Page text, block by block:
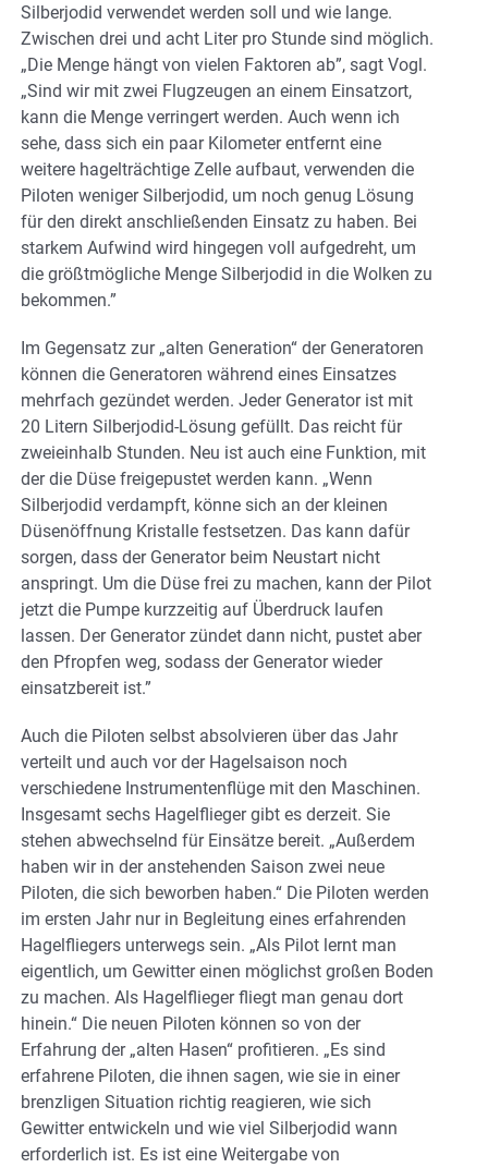
Silberjodid verwendet werden soll und wie lange.
Zwischen drei und acht Liter pro Stunde sind möglich.
„Die Menge hängt von vielen Faktoren ab”, sagt Vogl.
„Sind wir mit zwei Flugzeugen an einem Einsatzort,
kann die Menge verringert werden. Auch wenn ich
sehe, dass sich ein paar Kilometer entfernt eine
weitere hagelträchtige Zelle aufbaut, verwenden die
Piloten weniger Silberjodid, um noch genug Lösung
für den direkt anschließenden Einsatz zu haben. Bei
starkem Aufwind wird hingegen voll aufgedreht, um
die größtmögliche Menge Silberjodid in die Wolken zu
bekommen.”
Im Gegensatz zur „alten Generation“ der Generatoren
können die Generatoren während eines Einsatzes
mehrfach gezündet werden. Jeder Generator ist mit
20 Litern Silberjodid-Lösung gefüllt. Das reicht für
zweieinhalb Stunden. Neu ist auch eine Funktion, mit
der die Düse freigepustet werden kann. „Wenn
Silberjodid verdampft, könne sich an der kleinen
Düsenöffnung Kristalle festsetzen. Das kann dafür
sorgen, dass der Generator beim Neustart nicht
anspringt. Um die Düse frei zu machen, kann der Pilot
jetzt die Pumpe kurzzeitig auf Überdruck laufen
lassen. Der Generator zündet dann nicht, pustet aber
den Pfropfen weg, sodass der Generator wieder
einsatzbereit ist.”
Auch die Piloten selbst absolvieren über das Jahr
verteilt und auch vor der Hagelsaison noch
verschiedene Instrumentenflüge mit den Maschinen.
Insgesamt sechs Hagelflieger gibt es derzeit. Sie
stehen abwechselnd für Einsätze bereit. „Außerdem
haben wir in der anstehenden Saison zwei neue
Piloten, die sich beworben haben.“ Die Piloten werden
im ersten Jahr nur in Begleitung eines erfahrenden
Hagelfliegers unterwegs sein. „Als Pilot lernt man
eigentlich, um Gewitter einen möglichst großen Boden
zu machen. Als Hagelflieger fliegt man genau dort
hinein.“ Die neuen Piloten können so von der
Erfahrung der „alten Hasen“ profitieren. „Es sind
erfahrene Piloten, die ihnen sagen, wie sie in einer
brenzligen Situation richtig reagieren, wie sich
Gewitter entwickeln und wie viel Silberjodid wann
erforderlich ist. Es ist eine Weitergabe von